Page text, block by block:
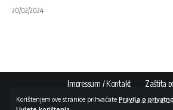
Korištenjem ove stranice prihvaćate Pravila o
20/02/2024
Impressum / Kontakt Zaštita